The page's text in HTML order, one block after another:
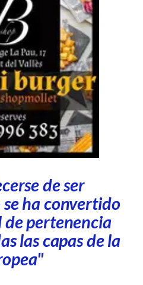
de ser
ha convertido
de pertenencia
las capas de la